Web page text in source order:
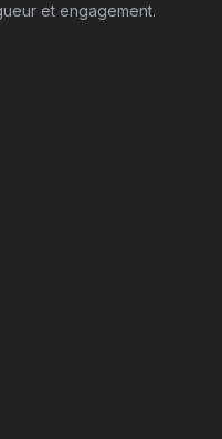
et engagement.